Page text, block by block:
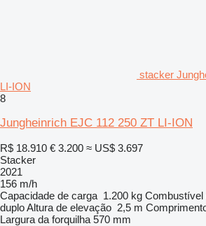
stacker
LI-ION
8
Jungheinrich EJC 112 250 ZT LI-ION
R$ 18.910 € 3.200 ≈ US$ 3.697
Stacker
2021
156 m/h
Capacidade de carga 1.200 kg Combustível
duploAltura de elevação 2,5 m
Largura da forquilha 570 mm